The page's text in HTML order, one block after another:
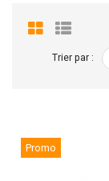
Trier par :
Promo